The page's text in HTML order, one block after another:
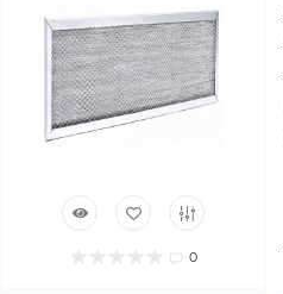
0